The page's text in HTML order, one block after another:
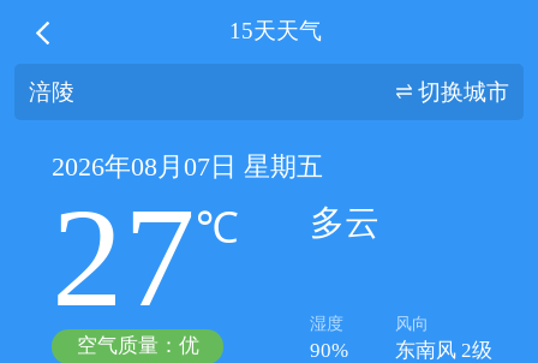
15天天气
涪陵 切换城市
2026年08月07日 星期五
27℃
空气质量：优
多云
湿度
90%
风向
东南风 2级